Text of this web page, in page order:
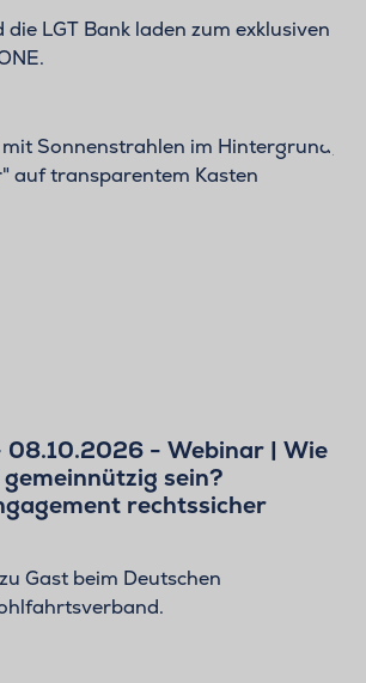
die LGT Bank laden zum exklusiven
- Webinar | Wie
sein?
rechtssicher
Gast beim Deutschen